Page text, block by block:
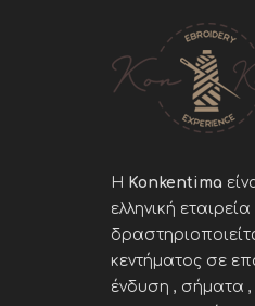
Η Konkentima
ελληνική
κεντήματος σε
ένδυση , σήματα